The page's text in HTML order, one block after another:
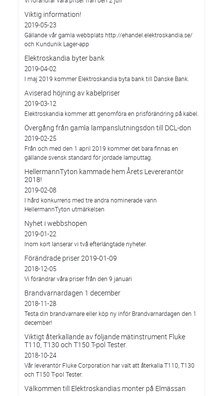
Viktig information!
2019-05-23
Gällande vår gamla webbplats http://ehandel.elektroskandia.se/
och Kundunik Lager-app
Elektroskandia byter bank
2019-04-02
I maj 2019 kommer Elektroskandia byta bank till Danske Bank.
Aviserad höjning av kabelpriser
2019-03-12
Elektroskandia kommer att genomföra en prisförändring på kabel.
Övergång från gamla lampanslutningsdon till DCL-don
2019-02-25
Från och med den 1 april 2019 kommer det bara finnas en
gällande svensk standard för jordade lamputtag.
HellermannTyton kammade hem Årets Levererantör
2018!
2019-02-08
I hård konkurrens med tre andra nominerade vann
HellermannTyton utmärkelsen
Nyhet i webbshopen
2019-01-22
Inom kort lanserar vi två efterlängtade nyheter.
Förändrade priser 2019-01-09
2018-12-05
Vi förändrar våra priser från den 9 januari
Brandvarnardagen 1 december
2018-11-28
Testa din brandvarnare eller köp ny inför Brandvarnardagen den 1
december!
Viktigt återkallande av följande mätinstrument Fluke
T110, T130 och T150 T-pol Tester.
2018-10-24
Vår leverantör Fluke Corporation har valt att återkalla T110, T130
och T150 T-pol Tester.
Välkommen till Elektroskandias monter på Elmässan